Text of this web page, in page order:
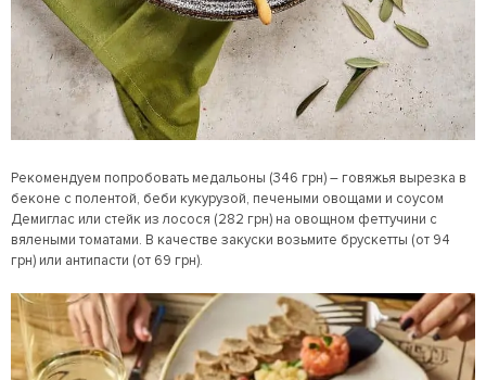
Рекомендуем попробовать медальоны (346 грн) – говяжья вырезка в
беконе с полентой, беби кукурузой, печеными овощами и соусом
Демиглас или стейк из лосося (282 грн) на овощном феттучини с
вялеными томатами. В качестве закуски возьмите брускетты (от 94
грн) или антипасти (от 69 грн).